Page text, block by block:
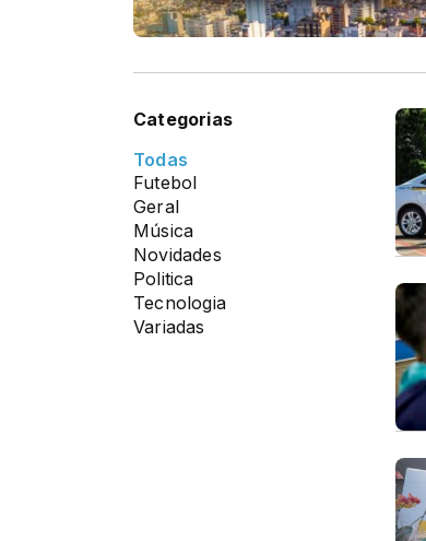
Categorias
Todas
Futebol
Geral
Música
Novidades
Politica
Tecnologia
Variadas